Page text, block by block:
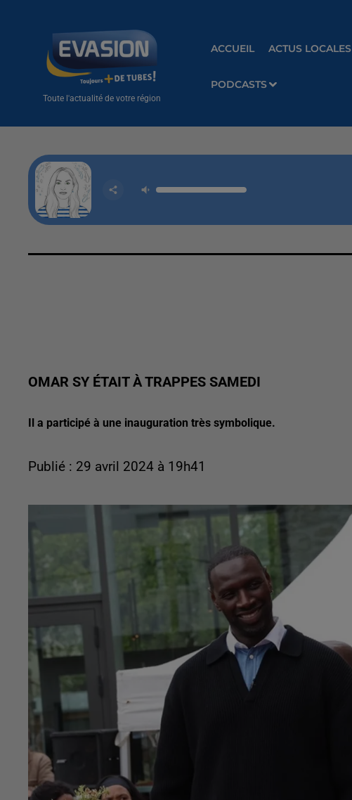
Toute l'actualité de votre région
ACCUEIL ACTUS LOCALES
PODCASTS
OMAR SY ÉTAIT À TRAPPES SAMEDI
Il a participé à une inauguration très symbolique.
Publié : 29 avril 2024 à 19h41